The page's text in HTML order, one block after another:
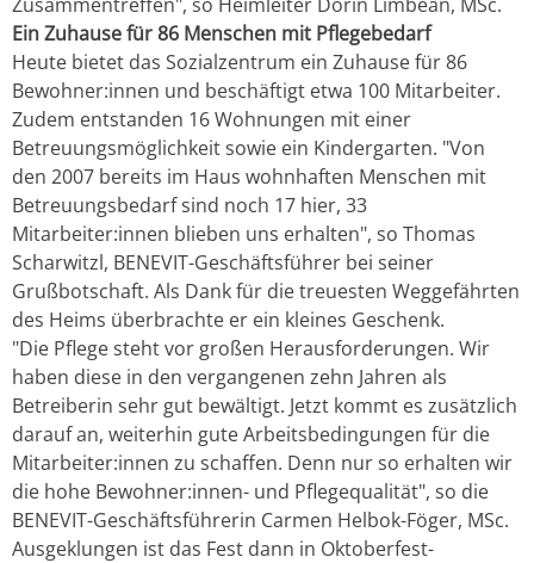
Ein Zuhause für 86 Menschen mit Pflegebedarf
Heute bietet das Sozialzentrum ein Zuhause für 86
Bewohner:innen und beschäftigt etwa 100 Mitarbeiter.
Zudem entstanden 16 Wohnungen mit einer
Betreuungsmöglichkeit sowie ein Kindergarten. "Von
den 2007 bereits im Haus wohnhaften Menschen mit
Betreuungsbedarf sind noch 17 hier, 33
Mitarbeiter:innen blieben uns erhalten", so Thomas
Scharwitzl, BENEVIT-Geschäftsführer bei seiner
Grußbotschaft. Als Dank für die treuesten Weggefährten
des Heims überbrachte er ein kleines Geschenk.
"Die Pflege steht vor großen Herausforderungen. Wir
haben diese in den vergangenen zehn Jahren als
Betreiberin sehr gut bewältigt. Jetzt kommt es zusätzlich
darauf an, weiterhin gute Arbeitsbedingungen für die
Mitarbeiter:innen zu schaffen. Denn nur so erhalten wir
die hohe Bewohner:innen- und Pflegequalität", so die
BENEVIT-Geschäftsführerin Carmen Helbok-Föger, MSc.
Ausgeklungen ist das Fest dann in Oktoberfest-